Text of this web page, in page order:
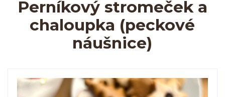
Perníkový stromeček a
chaloupka (peckové
náušnice)